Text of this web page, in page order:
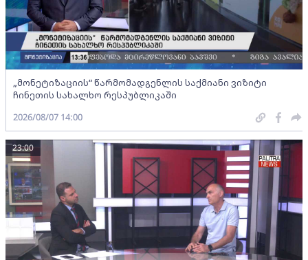
„მონეტიზაციის“ წარმომადგენლის საქმიანი ვიზიტი
ჩინეთის სახალხო რესპუბლიკაში
2026/08/07 14:00
23:00